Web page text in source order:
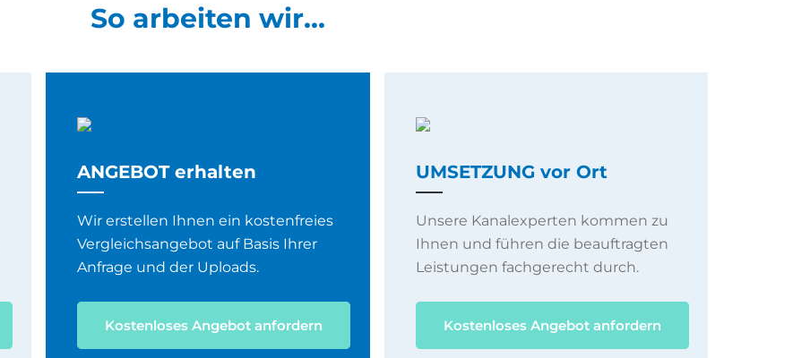
So arbeiten wir...
ANGEBOT erhalten
Wir erstellen Ihnen ein kostenfreies
Vergleichsangebot auf Basis Ihrer
Anfrage und der Uploads.
Kostenloses Angebot anfordern
UMSETZUNG vor Ort
Unsere Kanalexperten kommen zu
Ihnen und führen die beauftragten
Leistungen fachgerecht durch.
Kostenloses Angebot anfordern